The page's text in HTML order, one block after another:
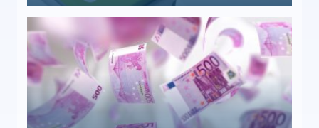
auf einen Blick